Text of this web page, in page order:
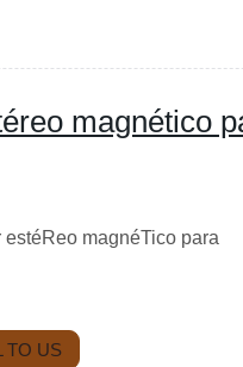
magnético
magnéTico para
TO US